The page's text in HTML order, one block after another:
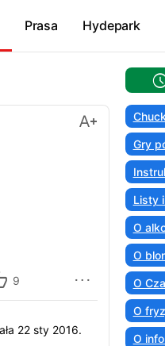
Prasa Hydepark
9
22 sty 2016.
Gry
Listy
O
O
O
O
O